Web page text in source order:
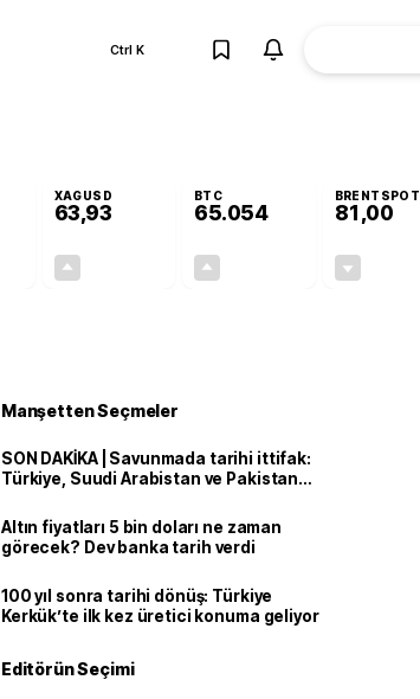
Ctrl K
XAGUSD
63,93
BTC
65.054
BRENTSPOT
81,00
Manşetten Seçmeler
SON DAKİKA | Savunmada tarihi ittifak:
Türkiye, Suudi Arabistan ve Pakistan
Altın fiyatları 5 bin doları ne zaman
görecek? Dev banka tarih verdi
100 yıl sonra tarihi dönüş: Türkiye
Kerkük’te ilk kez üretici konuma geliyor
Editörün Seçimi